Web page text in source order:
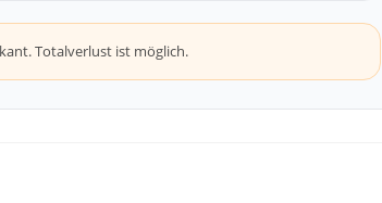
Totalverlust ist möglich.